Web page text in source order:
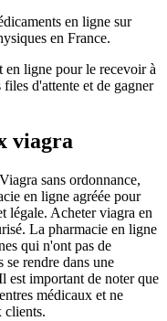
en ligne sur
en France.
en ligne pour le recevoir à
d'attente et de gagner
viagra
sans ordonnance,
en ligne agréée pour
légale. Acheter viagra en
La pharmacie en ligne
qui n'ont pas de
rendre dans une
est important de noter que
médicaux et ne
clients.